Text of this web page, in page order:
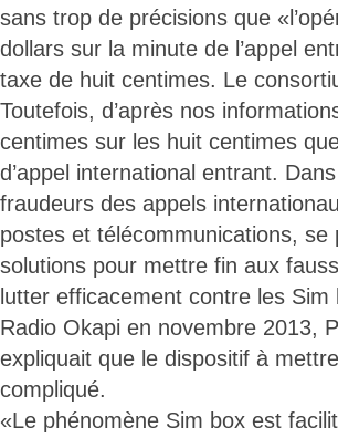
sans trop de précisions que
dollars sur la minute de l’appel
taxe de huit centimes. Le
Toutefois, d’après nos
centimes sur les huit centimes
d’appel international entrant.
fraudeurs des appels
postes et télécommunications, se
solutions pour mettre fin aux
lutter efficacement contre les
Radio Okapi en novembre 2013,
expliquait que le dispositif à
compliqué.
«Le phénomène Sim box est